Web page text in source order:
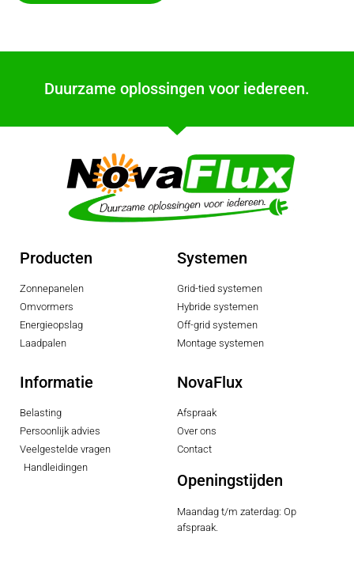
Duurzame oplossingen voor iedereen.
Producten
Zonnepanelen
Omvormers
Energieopslag
Laadpalen
Systemen
Grid-tied systemen
Hybride systemen
Off-grid systemen
Montage systemen
Informatie
Belasting
Persoonlijk advies
Veelgestelde vragen
Handleidingen
NovaFlux
Afspraak
Over ons
Contact
Openingstijden
Maandag t/m zaterdag: Op
afspraak.